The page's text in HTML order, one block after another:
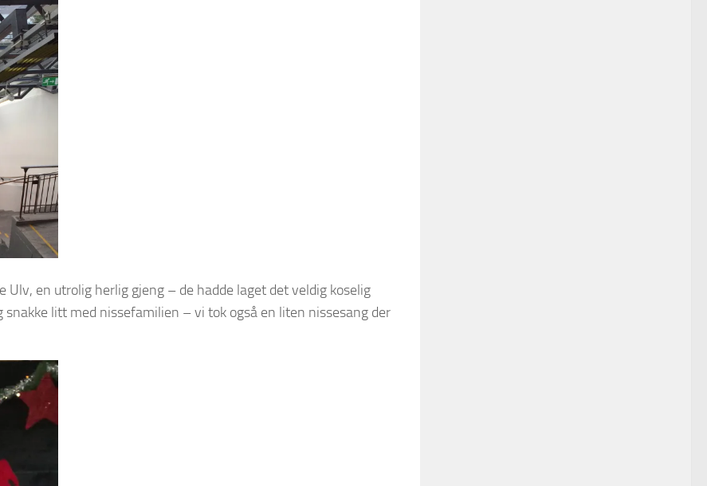
en utrolig herlig gjeng – de hadde laget det veldig koselig
litt med nissefamilien – vi tok også en liten nissesang der